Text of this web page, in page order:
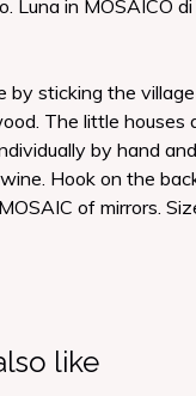
Luna in MOSAICO
by sticking the
The little houses
by hand
Hook on the
of mirrors.
like